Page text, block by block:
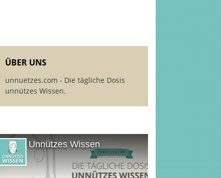
ÜBER UNS
unnuetzes.com - Die tägliche Dosis
unnützes Wissen.
Unnützes Wissen